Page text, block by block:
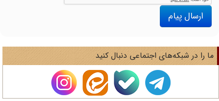
ارسال پیام
را در شبکه‌های اجتماعی دنبال کنید